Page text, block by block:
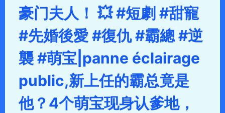
豪门夫人！ 💥 #短劇 #甜寵
#先婚後愛 #復仇 #霸總 #逆
襲 #萌宝|panne éclairage
public,新上任的霸总竟是
他？4个萌宝现身认爹地，